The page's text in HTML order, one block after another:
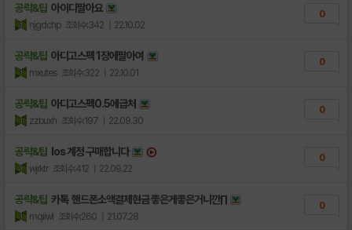
공략&팁 아이디팔아요
njgdchp 조회수:342 | 22.10.02
0
공략&팁 아디고스펙 1장에팔아여
mxutes 조회수:322 | 22.10.01
0
공략&팁 아디고스펙0.5에급처
zzbuxh 조회수:197 | 22.09.30
0
공략&팁 Ios 계정 구매합니다
wjrktr 조회수:412 | 22.09.22
0
공략&팁 카톡 핸드폰소액결제현금 좋은게좋은거니깐∏
mqiiwl 조회수:260 | 21.07.28
0